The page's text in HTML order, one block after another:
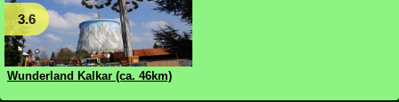
3.6
Wunderland Kalkar (ca. 46km)